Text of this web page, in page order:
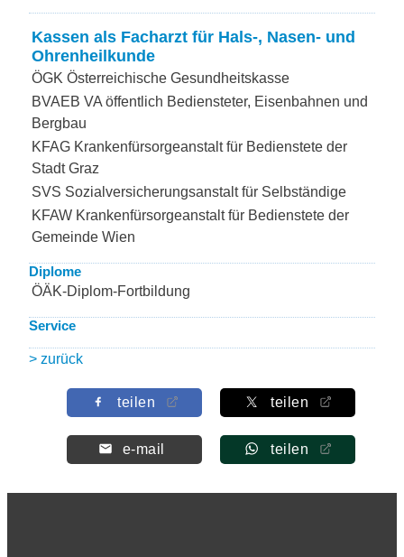
Kassen als Facharzt für Hals-, Nasen- und
Ohrenheilkunde
ÖGK Österreichische Gesundheitskasse
BVAEB VA öffentlich Bediensteter, Eisenbahnen und
Bergbau
KFAG Krankenfürsorgeanstalt für Bedienstete der
Stadt Graz
SVS Sozialversicherungsanstalt für Selbständige
KFAW Krankenfürsorgeanstalt für Bedienstete der
Gemeinde Wien
Diplome
ÖÄK-Diplom-Fortbildung
Service
> zurück
teilen teilen
e-mail teilen